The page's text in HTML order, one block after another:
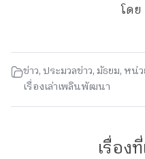
โด
ข่าว, ประมวลข่าว, มัธยม, หน่
เรื่องเล่าเพลินพัฒนา
เรื่อง